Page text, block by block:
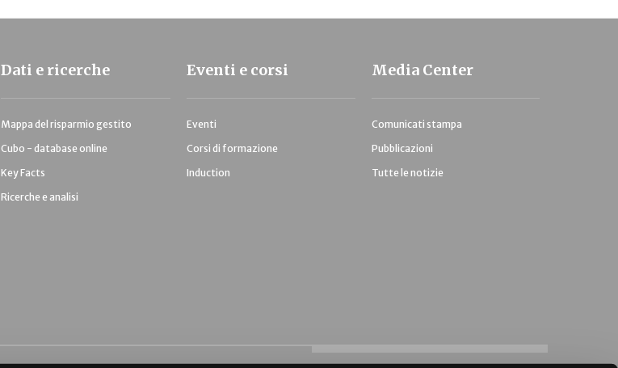
Dati e ricerche
Mappa del risparmio gestito
Cubo - database online
Key Facts
Ricerche e analisi
Eventi e corsi
Eventi
Corsi di formazione
Induction
Media Center
Comunicati stampa
Pubblicazioni
Tutte le notizie